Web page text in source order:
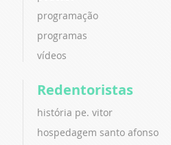
programação
programas
vídeos
Redentoristas
história pe. vitor
hospedagem santo afonso